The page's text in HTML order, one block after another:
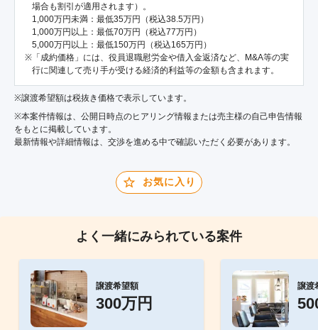
場合も割引が適用されます）。
1,000万円未満：最低35万円（税込38.5万円）
1,000万円以上：最低70万円（税込77万円）
5,000万円以上：最低150万円（税込165万円）
「成約価格」には、役員退職慰労金や借入金返済など、M&A等の実
行に関連して売り手が受ける経済的利益等の金額も含まれます。
※譲渡希望額は税抜き価格で表示しています。
※本案件情報は、公開日時点のヒアリング情報または売主様の自己申告情報
をもとに掲載しています。
最新情報や詳細情報は、交渉を進める中で確認いただく必要があります。
お気に入り
よく一緒にみられている案件
譲渡希望額
300万円
譲渡